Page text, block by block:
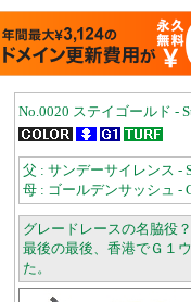
No.0020 ステイゴールド -
父 : サンデーサイレンス -
母 : ゴールデンサッシュ -
グレードレースの名脇役？
最後の最後、香港でＧ１
た。